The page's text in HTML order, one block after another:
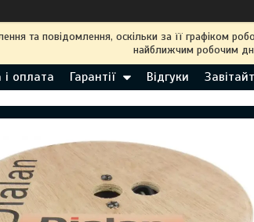
та повідомлення, оскільки за її графіком
найближчим робочим
і оплата Гарантії Відгуки